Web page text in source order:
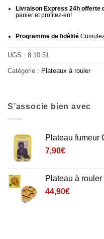
Livraison Express 24h offerte
panier et profitez-en!
Programme de fidélité
UGS : 8.10.51
Catégorie : Plateaux à rouler
S’associe bien avec
Plateau fumeur
7,90€
Plateau à
44,90€